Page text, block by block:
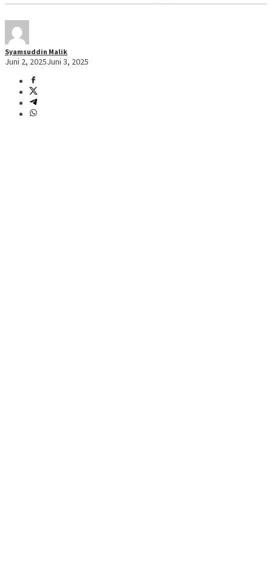
Syamsuddin Malik
Juni 2, 2025Juni 3, 2025